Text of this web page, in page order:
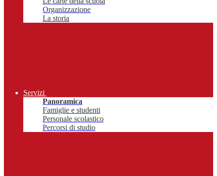
Organizzazione
La storia
Servizi
Panoramica
Famiglie e studenti
Personale scolastico
Percorsi di studio